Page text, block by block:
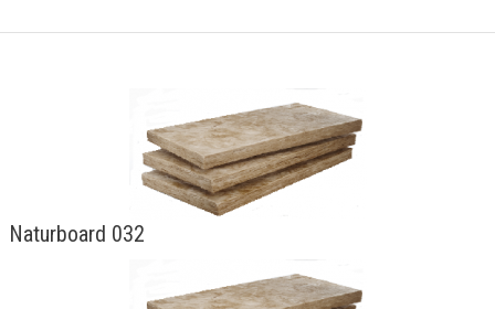
Partneriai
Apie mus
Kontaktai
Naturboard 032